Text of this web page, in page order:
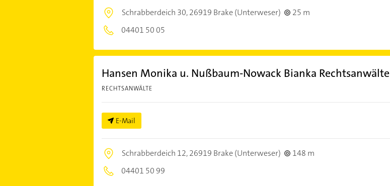
Schrabberdeich 30,26919 Brake (Unterweser)
25 m
04401 50 05
Hansen Monika u. Nußbaum-Nowack Bianka Rechtsanwälte
RECHTSANWÄLTE
E-Mail
Schrabberdeich 12,26919 Brake (Unterweser)
148 m
04401 50 99